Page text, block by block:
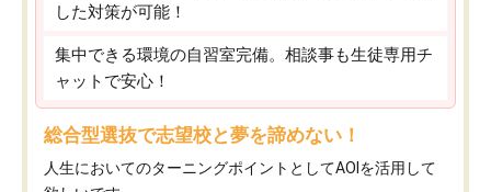
した対策が可能！
集中できる環境の自習室完備。相談事も生徒専用チ
ャットで安心！
総合型選抜で志望校と夢を諦めない！
人生においてのターニングポイントとしてAOIを活用して